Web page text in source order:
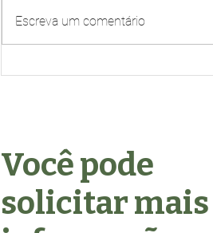
Escreva um comentário
Você pode
solicitar mais